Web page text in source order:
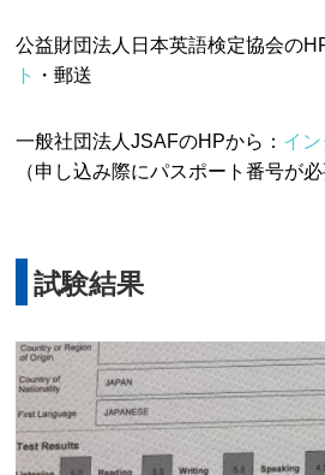
公益財団法人日本英語検定協会の
ト
・郵送
一般社団法人JSAFのHPから： イン
（申し込み際にパスポート番号が必
試験結果